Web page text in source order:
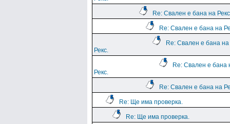
Re: Свален е бана на
Re: Свален е бана на
Re: Свален е бана на
Рекс.
Re: Свален е бана
Рекс.
Re: Свален е бана на
Re: Ще има проверка.
Re: Ще има проверка.